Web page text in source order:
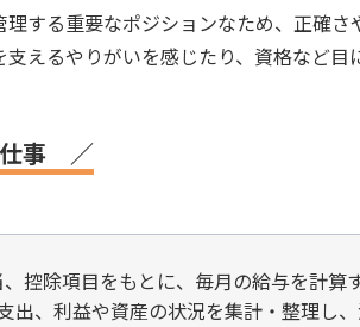
する重要なポジションなため、正確さ
えるやりがいを感じたり、資格など
事 ／
控除項目をもとに、毎月の給与を計算
出、利益や資産の状況を集計・整理し